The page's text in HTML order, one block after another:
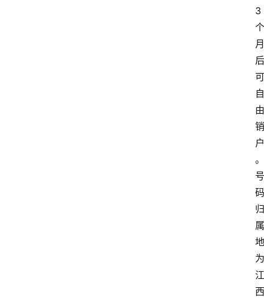
3
个
月
后
可
自
由
销
户
。
号
码
归
属
地
为
江
西